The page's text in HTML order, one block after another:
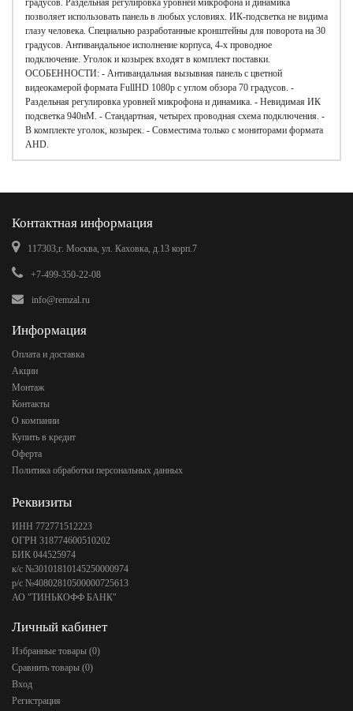
градусов. Раздельная регулировка уровней микрофона и динамика
позволяет использовать панель в любых условиях. ИК-подсветка не видима
глазу человека. Специально разработанные кронштейны для поворота на 30
градусов. Антивандальное исполнение корпуса, 4-х проводное
подключение. Уголок и козырек входят в комплект поставки.
ОСОБЕННОСТИ: - Антивандальная вызывная панель с цветной
видеокамерой формата FullHD 1080p с углом обзора 70 градусов. -
Раздельная регулировка уровней микрофона и динамика. - Невидимая ИК
подсветка 940нМ. - Стандартная, четырех проводная схема подключения. -
В комплекте уголок, козырек. - Совместима только с мониторами формата
AHD.
Контактная информация
117303,г. Москва, ул. Каховка, д.13 корп.7
+7-499-350-22-08
info@remzal.ru
Информация
Оплата и доставка
Акции
Монтаж
Контакты
О компании
Купить в кредит
Оферта
Политика обработки персональных данных
Реквизиты
ИНН 772771512223
ОГРН 318774600510202
БИК 044525974
к/с №30101810145250000974
р/с №40802810500000725613
АО "ТИНЬКОФФ БАНК"
Личный кабинет
Избранные товары (0)
Сравнить товары (0)
Вход
Регистрация